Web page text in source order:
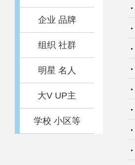
企业 品牌
组织 社群
明星 名人
大V UP主
学校 小区等